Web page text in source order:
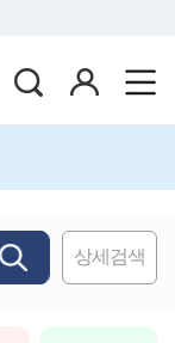
배움누리터
상세검색